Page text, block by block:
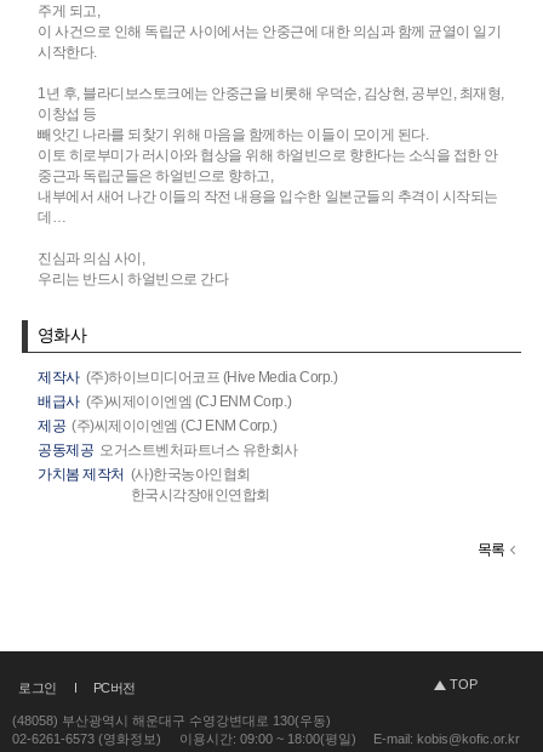
주게 되고,
이 사건으로 인해 독립군 사이에서는 안중근에 대한 의심과 함께 균열이 일기
시작한다.
1년 후, 블라디보스토크에는 안중근을 비롯해 우덕순, 김상현, 공부인, 최재형,
이창섭 등
빼앗긴 나라를 되찾기 위해 마음을 함께하는 이들이 모이게 된다.
이토 히로부미가 러시아와 협상을 위해 하얼빈으로 향한다는 소식을 접한 안
중근과 독립군들은 하얼빈으로 향하고,
내부에서 새어 나간 이들의 작전 내용을 입수한 일본군들의 추격이 시작되는
데…
진심과 의심 사이,
우리는 반드시 하얼빈으로 간다
영화사
제작사 (주)하이브미디어코프 (Hive Media Corp.)
배급사 (주)씨제이이엔엠 (CJ ENM Corp.)
제공 (주)씨제이이엔엠 (CJ ENM Corp.)
공동제공 오거스트벤처파트너스 유한회사
가치봄 제작처 (사)한국농아인협회
한국시각장애인연합회
목록
로그인 PC버전 TOP
(48058) 부산광역시 해운대구 수영강변대로 130(우동)
02-6261-6573 (영화정보)
이용시간: 09:00 ~ 18:00(평일) E-mail: kobis@kofic.or.kr